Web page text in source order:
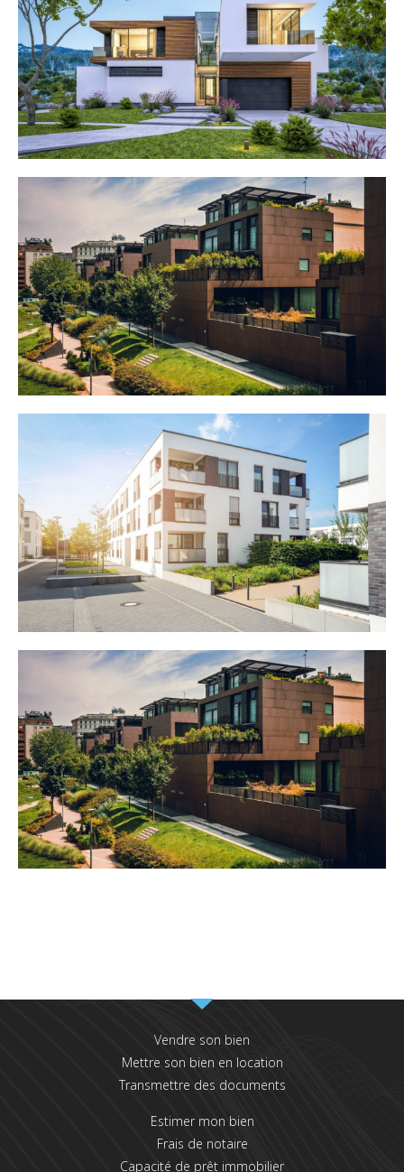
Vendre son bien
Mettre son bien en location
Transmettre des documents
Estimer mon bien
Frais de notaire
Capacité de prêt immobilier